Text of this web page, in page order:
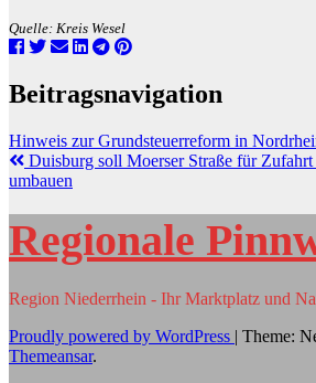
Quelle: Kreis Wesel
Beitragsnavigation
Hinweis zur Grundsteuerreform in
Duisburg soll Moerser Straße für
umbauen
Regionale
Region Niederrhein - Ihr Marktplatz und
Proudly powered by WordPress | Theme:
Themeansar.